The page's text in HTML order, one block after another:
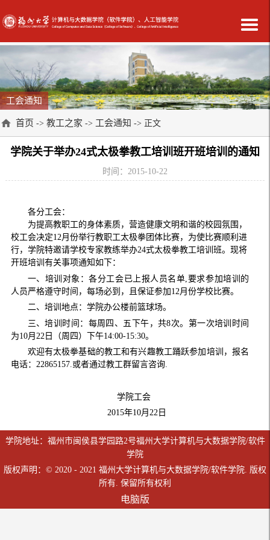
工会通知
首页 -> 教工之家 -> 工会通知 -> 正文
学院关于举办24式太极拳教工培训班开班培训的通知
时间：2015-10-22
各分工会：
为提高教职工的身体素质，营造健康文明和谐的校园氛围，
校工会决定12月份举行教职工太极拳团体比赛，为使比赛顺利进
行，学院特邀请学校专家教练举办24式太极拳教工培训班。现将
开班培训有关事项通知如下：
一、培训对象：各分工会已上报人员名单,要求参加培训的
人员严格遵守时间，每场必到，且保证参加12月份学校比赛。
二、培训地点：学院办公楼前篮球场。
三、培训时间：每周四、五下午，共8次。第一次培训时间
为10月22日（周四）下午14:00-15:30。
欢迎有太极拳基础的教工和有兴趣教工踊跃参加培训，报名
电话：22865157.或者通过教工群留言咨询.
学院工会
2015年10月22日
学院地址：福州市闽侯县学园路2号福州大学计算机与大数据学院/软件
学院
版权声明：© 2020 - 2021 福州大学计算机与大数据学院/软件学院. 版权
所有. 保留所有权利
电脑版